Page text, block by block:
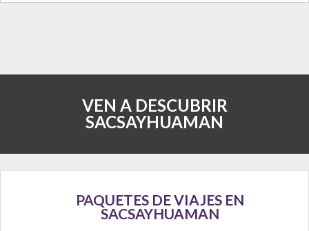
VEN A DESCUBRIR
SACSAYHUAMAN
PAQUETES DE VIAJES EN
SACSAYHUAMAN